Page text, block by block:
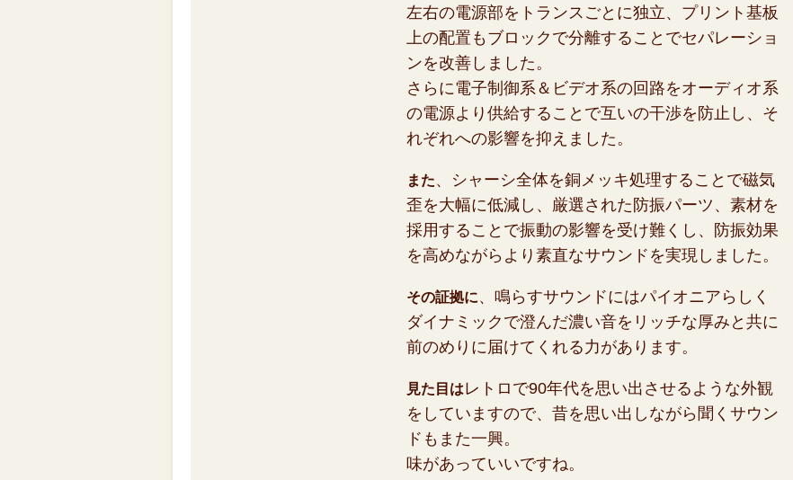
左右の電源部をトランスごとに独立、プリント基板
上の配置もブロックで分離することでセパレーショ
ンを改善しました。
さらに電子制御系＆ビデオ系の回路をオーディオ系
の電源より供給することで互いの干渉を防止し、そ
れぞれへの影響を抑えました。
また、シャーシ全体を銅メッキ処理することで磁気
歪を大幅に低減し、厳選された防振パーツ、素材を
採用することで振動の影響を受け難くし、防振効果
を高めながらより素直なサウンドを実現しました。
その証拠に、鳴らすサウンドにはパイオニアらしく
ダイナミックで澄んだ濃い音をリッチな厚みと共に
前のめりに届けてくれる力があります。
見た目はレトロで90年代を思い出させるような外観
をしていますので、昔を思い出しながら聞くサウン
ドもまた一興。
味があっていいですね。